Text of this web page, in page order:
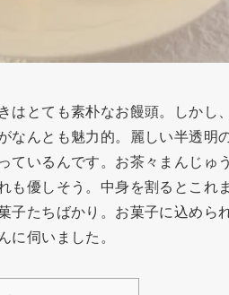
はとても素朴なお饅頭。しかし
なんとも魅力的。麗しい半透明
ているんです。お茶々まんじゅ
も優しそう。中身を割るとこれ
子たちばかり。お菓子に込めら
に伺いました。